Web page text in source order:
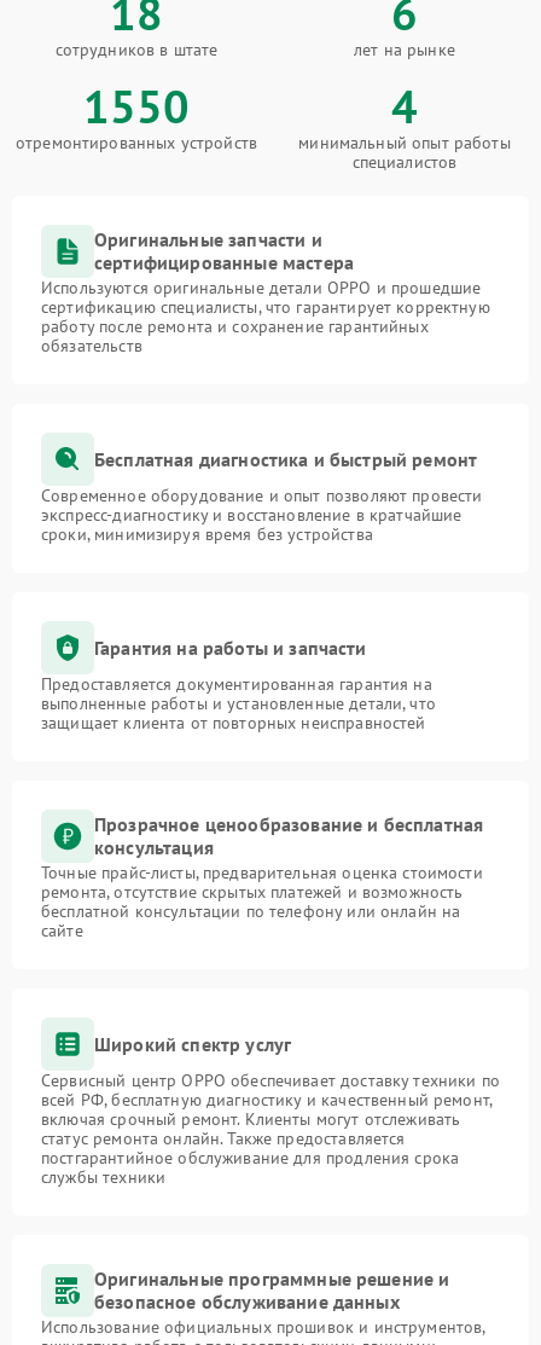
18
сотрудников в штате
6
лет на рынке
1550
отремонтированных устройств
4
минимальный опыт работы
специалистов
Оригинальные запчасти и
сертифицированные мастера
Используются оригинальные детали OPPO и прошедшие
сертификацию специалисты, что гарантирует корректную
работу после ремонта и сохранение гарантийных
обязательств
Бесплатная диагностика и быстрый ремонт
Современное оборудование и опыт позволяют провести
экспресс-диагностику и восстановление в кратчайшие
сроки, минимизируя время без устройства
Гарантия на работы и запчасти
Предоставляется документированная гарантия на
выполненные работы и установленные детали, что
защищает клиента от повторных неисправностей
Прозрачное ценообразование и бесплатная
консультация
Точные прайс-листы, предварительная оценка стоимости
ремонта, отсутствие скрытых платежей и возможность
бесплатной консультации по телефону или онлайн на
сайте
Широкий спектр услуг
Сервисный центр OPPO обеспечивает доставку техники по
всей РФ, бесплатную диагностику и качественный ремонт,
включая срочный ремонт. Клиенты могут отслеживать
статус ремонта онлайн. Также предоставляется
постгарантийное обслуживание для продления срока
службы техники
Оригинальные программные решение и
безопасное обслуживание данных
Использование официальных прошивок и инструментов,